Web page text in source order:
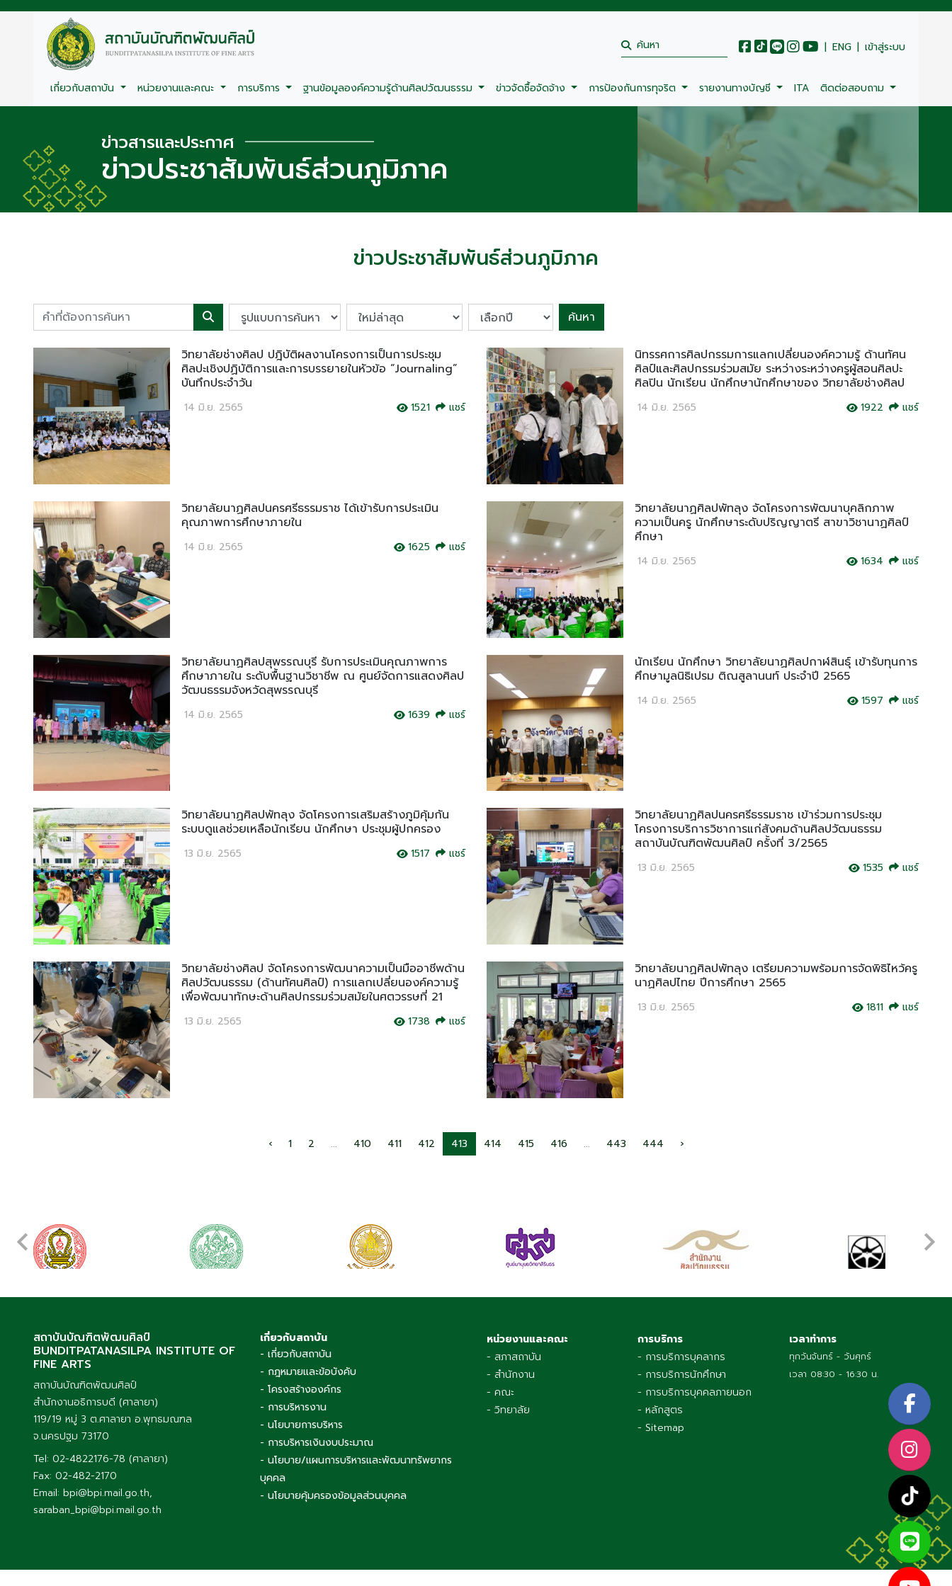
| ENG | เข้าสู่ระบบ
เกี่ยวกับสถาบัน หน่วยงานและคณะ การบริการ ฐานข้อมูลองค์ความรู้ด้านศิลปวัฒนธรรม ข่าวจัดซื้อจัดจ้าง การป้องกันการทุจริต รายงานทางบัญชี ITA ติดต่อสอบถาม
ข่าวสารและประกาศ
ข่าวประชาสัมพันธ์ส่วนภูมิภาค
ข่าวประชาสัมพันธ์ส่วนภูมิภาค
ค้นหา
วิทยาลัยช่างศิลป ปฎิบัติผลงานโครงการเป็นการประชุม
ศิลปะเชิงปฏิบัติการและการบรรยายในหัวข้อ “Journaling”
บันทึกประจำวัน
14 มิ.ย. 2565 1521 แชร์
นิทรรศการศิลปกรรมการแลกเปลี่ยนองค์ความรู้ ด้านทัศน
ศิลป์และศิลปกรรมร่วมสมัย ระหว่างระหว่างครูผู้สอนศิลปะ
ศิลปิน นักเรียน นักศึกษานักศึกษาของ วิทยาลัยช่างศิลป
14 มิ.ย. 2565 1922 แชร์
วิทยาลัยนาฏศิลปนครศรีธรรมราช ได้เข้ารับการประเมิน
คุณภาพการศึกษาภายใน
14 มิ.ย. 2565 1625 แชร์
วิทยาลัยนาฏศิลปพัทลุง จัดโครงการพัฒนาบุคลิกภาพ
ความเป็นครู นักศึกษาระดับปริญญาตรี สาขาวิชานาฏศิลป์
ศึกษา
14 มิ.ย. 2565 1634 แชร์
วิทยาลัยนาฏศิลปสุพรรณบุรี รับการประเมินคุณภาพการ
ศึกษาภายใน ระดับพื้นฐานวิชาชีพ ณ ศูนย์จัดการแสดงศิลป
วัฒนธรรมจังหวัดสุพรรณบุรี
14 มิ.ย. 2565 1639 แชร์
นักเรียน นักศึกษา วิทยาลัยนาฏศิลปกาฬสินธุ์ เข้ารับทุนการ
ศึกษามูลนิธิเปรม ติณสูลานนท์ ประจำปี 2565
14 มิ.ย. 2565 1597 แชร์
วิทยาลัยนาฏศิลปพัทลุง จัดโครงการเสริมสร้างภูมิคุ้มกัน
ระบบดูแลช่วยเหลือนักเรียน นักศึกษา ประชุมผู้ปกครอง
13 มิ.ย. 2565 1517 แชร์
วิทยาลัยนาฏศิลปนครศรีธรรมราช เข้าร่วมการประชุม
โครงการบริการวิชาการแก่สังคมด้านศิลปวัฒนธรรม
สถาบันบัณฑิตพัฒนศิลป์ ครั้งที่ 3/2565
13 มิ.ย. 2565 1535 แชร์
วิทยาลัยช่างศิลป จัดโครงการพัฒนาความเป็นมืออาชีพด้าน
ศิลปวัฒนธรรม (ด้านทัศนศิลป์) การแลกเปลี่ยนองค์ความรู้
เพื่อพัฒนาทักษะด้านศิลปกรรมร่วมสมัยในศตวรรษที่ 21
13 มิ.ย. 2565 1738 แชร์
วิทยาลัยนาฏศิลปพัทลุง เตรียมความพร้อมการจัดพิธิไหว้ครู
นาฏศิลปไทย ปีการศึกษา 2565
13 มิ.ย. 2565 1811 แชร์
‹ 1 2 ... 410 411 412 413 414 415 416 ... 443 444 ›
สถาบันบัณฑิตพัฒนศิลป์
BUNDITPATANASILPA INSTITUTE OF
FINE ARTS
สถาบันบัณฑิตพัฒนศิลป์
สำนักงานอธิการบดี (ศาลายา)
119/19 หมู่ 3 ต.ศาลายา อ.พุทธมณฑล
จ.นครปฐม 73170
Tel: 02-4822176-78 (ศาลายา)
Fax: 02-482-2170
Email: bpi@bpi.mail.go.th,
saraban_bpi@bpi.mail.go.th
เกี่ยวกับสถาบัน
- เกี่ยวกับสถาบัน
- กฎหมายและข้อบังคับ
- โครงสร้างองค์กร
- การบริหารงาน
- นโยบายการบริหาร
- การบริหารเงินงบประมาณ
- นโยบาย/แผนการบริหารและพัฒนาทรัพยากร
บุคคล
- นโยบายคุ้มครองข้อมูลส่วนบุคคล
หน่วยงานและคณะ
- สภาสถาบัน
- สำนักงาน
- คณะ
- วิทยาลัย
การบริการ
- การบริการบุคลากร
- การบริการนักศึกษา
- การบริการบุคคลภายนอก
- หลักสูตร
- Sitemap
เวลาทำการ
ทุกวันจันทร์ - วันศุกร์
เวลา 08:30 - 16:30 น.